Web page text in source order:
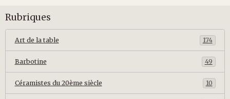
Rubriques
Art de la table 174
Barbotine 49
Céramistes du 20ème siècle 10